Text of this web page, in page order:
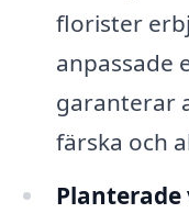
florister
anpassade
garanterar
färska och
Planterade